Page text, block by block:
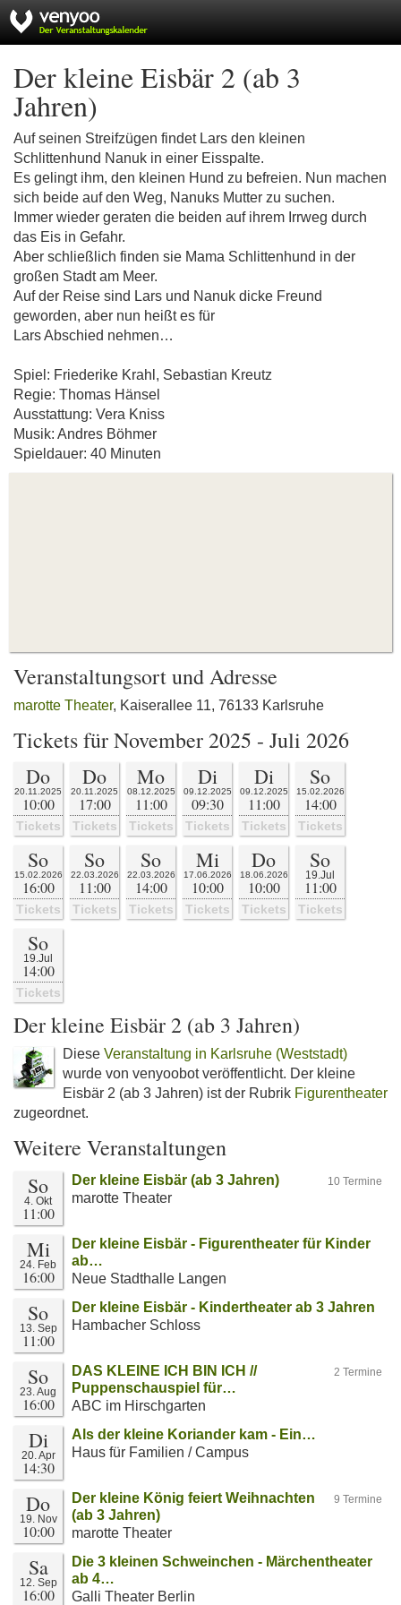
Der kleine Eisbär 2 (ab 3
Jahren)
Auf seinen Streifzügen findet Lars den kleinen
Schlittenhund Nanuk in einer Eisspalte.
Es gelingt ihm, den kleinen Hund zu befreien. Nun machen
sich beide auf den Weg, Nanuks Mutter zu suchen.
Immer wieder geraten die beiden auf ihrem Irrweg durch
das Eis in Gefahr.
Aber schließlich finden sie Mama Schlittenhund in der
großen Stadt am Meer.
Auf der Reise sind Lars und Nanuk dicke Freund
geworden, aber nun heißt es für
Lars Abschied nehmen…
Spiel: Friederike Krahl, Sebastian Kreutz
Regie: Thomas Hänsel
Ausstattung: Vera Kniss
Musik: Andres Böhmer
Spieldauer: 40 Minuten
Veranstaltungsort und Adresse
marotte Theater, Kaiserallee 11, 76133 Karlsruhe
Tickets für November 2025 - Juli 2026
Do
20.11.2025
10:00
Tickets
Do
20.11.2025
17:00
Tickets
Mo
08.12.2025
11:00
Tickets
Di
09.12.2025
09:30
Tickets
Di
09.12.2025
11:00
Tickets
So
15.02.2026
14:00
Tickets
So
15.02.2026
16:00
Tickets
So
22.03.2026
11:00
Tickets
So
22.03.2026
14:00
Tickets
Mi
17.06.2026
10:00
Tickets
Do
18.06.2026
10:00
Tickets
So
19.Jul
11:00
Tickets
So
19.Jul
14:00
Tickets
Der kleine Eisbär 2 (ab 3 Jahren)
Diese Veranstaltung in Karlsruhe (Weststadt)
wurde von venyoobot veröffentlicht. Der kleine
Eisbär 2 (ab 3 Jahren) ist der Rubrik Figurentheater
zugeordnet.
Weitere Veranstaltungen
So
4. Okt
11:00
10 Termine
Der kleine Eisbär (ab 3 Jahren)
marotte Theater
Mi
24. Feb
16:00
Der kleine Eisbär - Figurentheater für Kinder
ab…
Neue Stadthalle Langen
So
13. Sep
11:00
Der kleine Eisbär - Kindertheater ab 3 Jahren
Hambacher Schloss
So
23. Aug
16:00
2 Termine
DAS KLEINE ICH BIN ICH //
Puppenschauspiel für…
ABC im Hirschgarten
Di
20. Apr
14:30
Als der kleine Koriander kam - Ein…
Haus für Familien / Campus
Do
19. Nov
10:00
9 Termine
Der kleine König feiert Weihnachten
(ab 3 Jahren)
marotte Theater
Sa
12. Sep
16:00
Die 3 kleinen Schweinchen - Märchentheater
ab 4…
Galli Theater Berlin